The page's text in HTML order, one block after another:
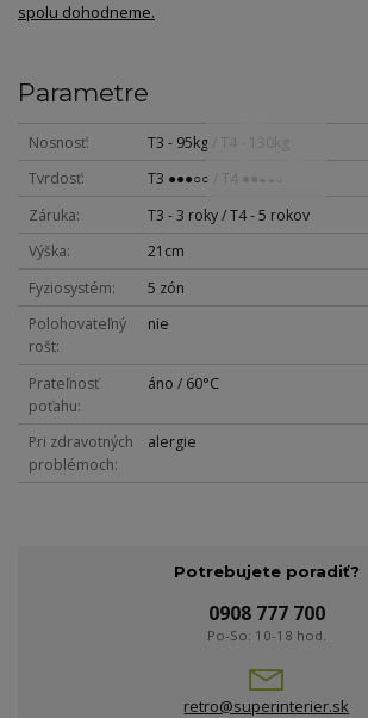
spolu dohodneme.
Parametre
Nosnosť
T3 - 95kg / T4 - 130kg
Tvrdosť
T3 ●●●○○ / T4 ●●●●○
Záruka
T3 - 3 roky / T4 - 5 rokov
Výška
21cm
Fyziosystém
5 zón
Polohovateľný
rošt
nie
Prateľnosť
poťahu
áno / 60°C
Pri zdravotných
problémoch
alergie
Potrebujete poradiť?
0908 777 700
Po-So: 10-18 hod.
retro@superinterier.sk